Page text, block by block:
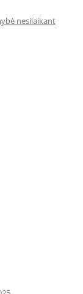
nesilaikant